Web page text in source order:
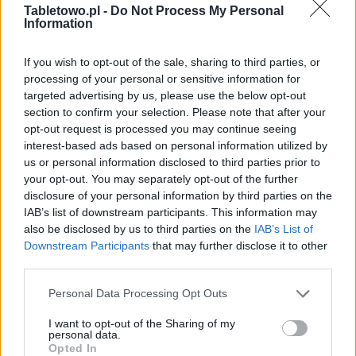
Tabletowo.pl - Do Not Process My Personal
Information
If you wish to opt-out of the sale, sharing to third parties, or
processing of your personal or sensitive information for
targeted advertising by us, please use the below opt-out
section to confirm your selection. Please note that after your
opt-out request is processed you may continue seeing
interest-based ads based on personal information utilized by
us or personal information disclosed to third parties prior to
your opt-out. You may separately opt-out of the further
disclosure of your personal information by third parties on the
IAB’s list of downstream participants. This information may
also be disclosed by us to third parties on the IAB’s List of
Downstream Participants that may further disclose it to other
Please note that this website/app uses one or more Google
not limited to your visit or usage behaviour. You may click to
grant or deny consent to Google and its third-party tags to
Personal Data Processing Opt Outs
I want to opt-out of the Sharing of my
personal data.
Opted In
konstrukcji z dwoma zupełnie różnymi procesorami.
Rywalizacja z
odrobić straty?
ZOBACZ RÓWNIEŻ